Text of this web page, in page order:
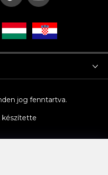
készítette
jog fenntartva.